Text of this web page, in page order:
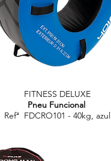
FITNESS DELUXE
Pneu Funcional
Refª FDCRO101 - 40kg, azul